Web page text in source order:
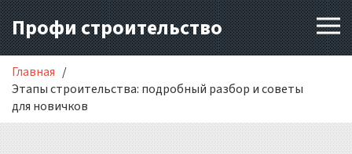
Профи строительство
Главная
Этапы строительства: подробный разбор и советы
для новичков